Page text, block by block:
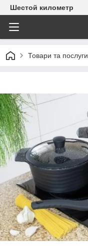
Шестой километр
Товари та послуги